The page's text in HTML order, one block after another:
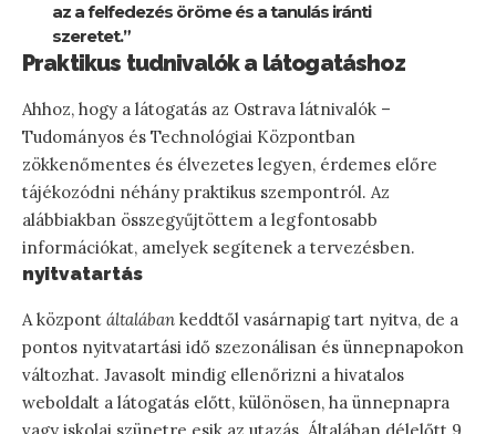
az a felfedezés öröme és a tanulás iránti
szeretet.”
Praktikus tudnivalók a látogatáshoz
Ahhoz, hogy a látogatás az Ostrava látnivalók –
Tudományos és Technológiai Központban
zökkenőmentes és élvezetes legyen, érdemes előre
tájékozódni néhány praktikus szempontról. Az
alábbiakban összegyűjtöttem a legfontosabb
információkat, amelyek segítenek a tervezésben.
nyitvatartás
A központ általában keddtől vasárnapig tart nyitva, de a
pontos nyitvatartási idő szezonálisan és ünnepnapokon
változhat. Javasolt mindig ellenőrizni a hivatalos
weboldalt a látogatás előtt, különösen, ha ünnepnapra
vagy iskolai szünetre esik az utazás. Általában délelőtt 9